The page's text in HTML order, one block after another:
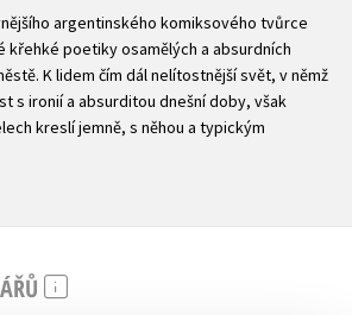
argentinského komiksového tvůrce
křehké poetiky osamělých a absurdních
K lidem čím dál nelítostnější svět, v němž
s ironií a absurditou dnešní doby, však
kreslí jemně, s něhou a typickým